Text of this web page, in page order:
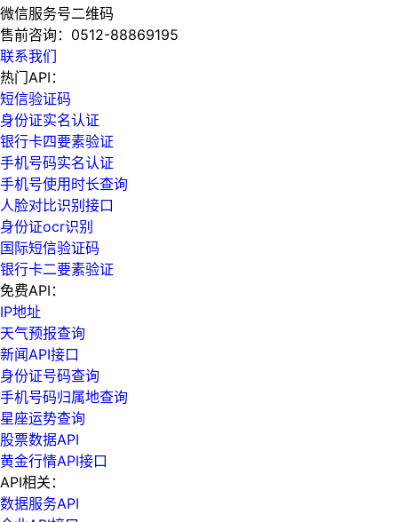
微信服务号二维码
售前咨询： 0512-88869195
联系我们
热门API：
短信验证码
身份证实名认证
银行卡四要素验证
手机号码实名认证
手机号使用时长查询
人脸对比识别接口
身份证ocr识别
国际短信验证码
银行卡二要素验证
免费API：
IP地址
天气预报查询
新闻API接口
身份证号码查询
手机号码归属地查询
星座运势查询
股票数据API
黄金行情API接口
API相关：
数据服务API